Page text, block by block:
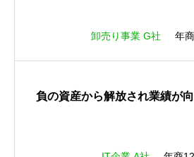
卸売り事業 G社 年
負の資産から解放され業績が